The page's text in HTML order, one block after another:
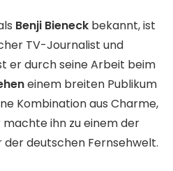
Benji Bieneck bekannt, ist
TV-Journalist und
er durch seine Arbeit beim
einem breiten Publikum
Kombination aus Charme,
machte ihn zu einem der
deutschen Fernsehwelt.